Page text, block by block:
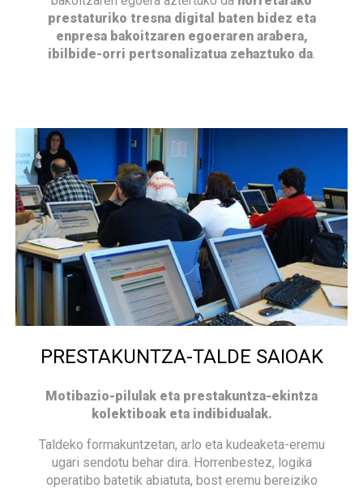
prestaturiko tresna digital baten bidez eta
enpresa bakoitzaren egoeraren arabera,
ibilbide-orri pertsonalizatua zehaztuko da
PRESTAKUNTZA-TALDE SAIOAK
Motibazio-pilulak eta prestakuntza-ekintza
kolektiboak eta indibidualak.
Taldeko formakuntzetan, arlo eta kudeaketa-eremu
ugari sendotu behar dira. Horrenbestez, logika
operatibo batetik abiatuta, bost eremu bereiziko